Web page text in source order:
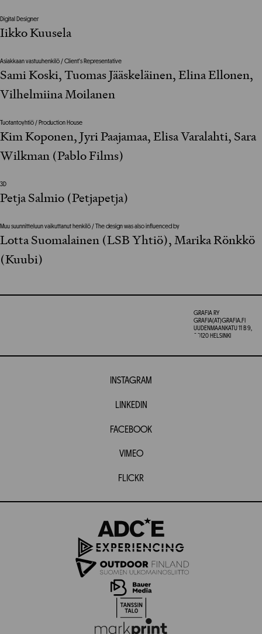
Digital Designer
Iikko Kuusela
Asiakkaan vastuuhenkilö / Client's Representative
Sami Koski, Tuomas Jääskeläinen, Elina Ellonen,
Vilhelmiina Moilanen
Tuotantoyhtiö / Production House
Kim Koponen, Jyri Paajamaa, Elisa Varalahti, Sara
Wilkman (Pablo Films)
3D
Petja Salmio (Petjapetja)
Muu suunnitteluun vaikuttanut henkilö / The design was also influenced by
Lotta Suomalainen (LSB Yhtiö), Marika Rönkkö
(Kuubi)
GRAFIA RY
GRAFIA(AT)GRAFIA.FI
UUDENMAANKATU 11 B 9,
00120 HELSINKI
INSTAGRAM
LINKEDIN
FACEBOOK
VIMEO
FLICKR